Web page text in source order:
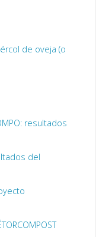
de oveja (o
resultados
del